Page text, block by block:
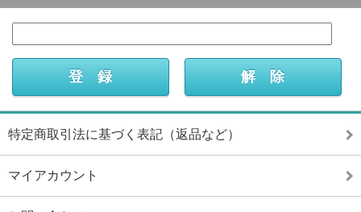
特定商取引法に基づく表記（返品など）
マイアカウント